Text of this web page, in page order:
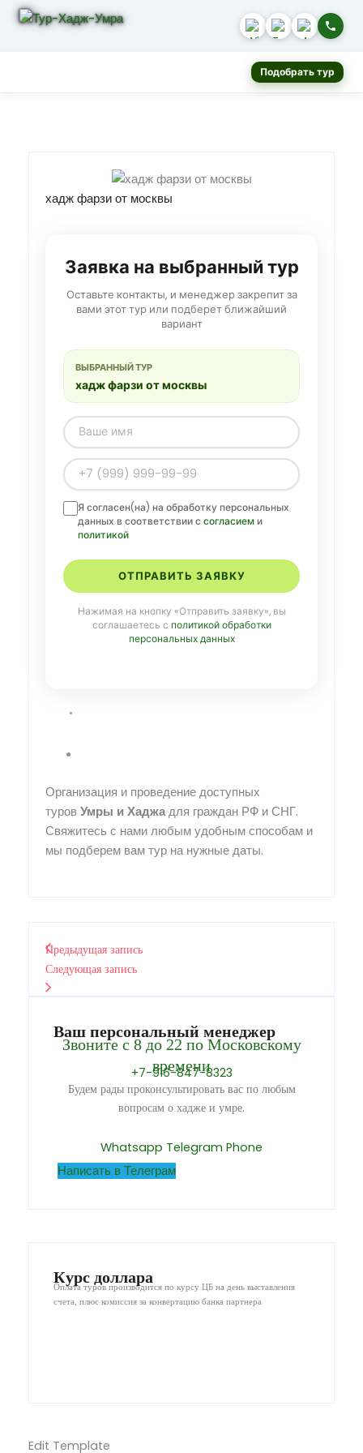
Подобрать тур
хадж фарзи от москвы
Заявка на выбранный тур
Оставьте контакты, и менеджер закрепит за
вами этот тур или подберет ближайший
вариант
ВЫБРАННЫЙ ТУР
хадж фарзи от москвы
Я согласен(на) на обработку персональных
данных в соответствии с согласиеми
политикой
ОТПРАВИТЬ ЗАЯВКУ
Нажимая на кнопку «Отправить заявку», вы
соглашаетесь с политикой обработки
персональных данных
Организация и проведение доступных
туров Умры и Хаджадля граждан РФ и СНГ.
Свяжитесь с нами любым удобным способам и
мы подберем вам тур на нужные даты.
Предыдущая запись
Следующая запись
Ваш персональный менеджер
Звоните с 8 до 22 по Московскому
времени
+7-916-847-8323
Будем рады проконсультировать вас по любым
вопросам о хадже и умре.
Whatsapp Telegram Phone
Написать в Телеграм
Курс доллара
Оплата туров производится по курсу ЦБ на день выставления
счета, плюс комиссия за конвертацию банка партнера
Edit Template